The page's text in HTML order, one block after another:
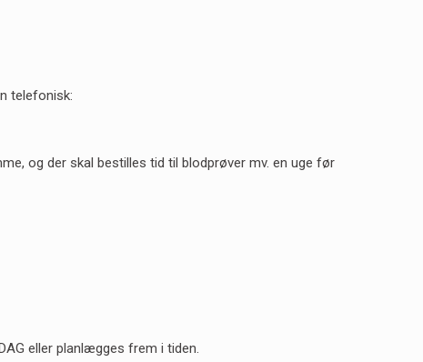
telefonisk:
og der skal bestilles tid til blodprøver mv. en uge før
eller planlægges frem i tiden.